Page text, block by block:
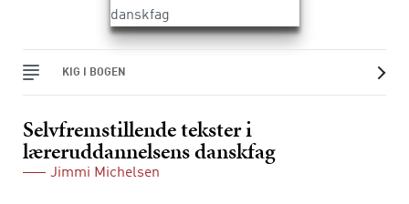
KIG I BOGEN
Selvfremstillende tekster i
læreruddannelsens danskfag
Jimmi Michelsen